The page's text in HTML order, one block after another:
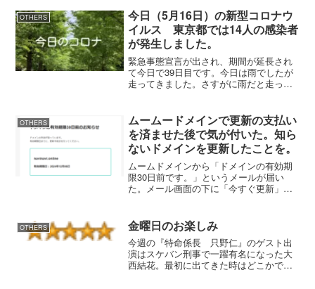
イブスルー検査を始めたり、PCR検査の
検査場所を増やし...
OTHERS
今日（5月16日）の新型コロナウ
イルス 東京都では14人の感染者
が発生しました。
緊急事態宣言が出され、期間が延長され
て今日で39日目です。今日は雨でしたが
走ってきました。さすがに雨だと走って
また仕事に行くことになってしまいまし
た。ただ、先行きは...
OTHERS
ムームードメインで更新の支払い
を済ませた後で気が付いた。知ら
ないドメインを更新したことを。
ムームドメインから「ドメインの有効期
限30日前です。」というメールが届い
た。メール画面の下に「今すぐ更新」と
たので、忘れないうちにと思って更新し
た。そして、ムームドメイ...
OTHERS 金曜日のお楽しみ
今週の『特命係長 只野仁』のゲスト出
演はスケバン刑事で一躍有名になった大
西結花。最初に出てきた時はどこかで見